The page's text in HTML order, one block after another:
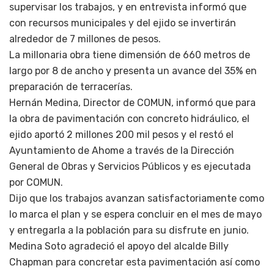
supervisar los trabajos, y en entrevista informó que
con recursos municipales y del ejido se invertirán
alrededor de 7 millones de pesos.
La millonaria obra tiene dimensión de 660 metros de
largo por 8 de ancho y presenta un avance del 35% en
preparación de terracerías.
Hernán Medina, Director de COMUN, informó que para
la obra de pavimentación con concreto hidráulico, el
ejido aportó 2 millones 200 mil pesos y el restó el
Ayuntamiento de Ahome a través de la Dirección
General de Obras y Servicios Públicos y es ejecutada
por COMUN.
Dijo que los trabajos avanzan satisfactoriamente como
lo marca el plan y se espera concluir en el mes de mayo
y entregarla a la población para su disfrute en junio.
Medina Soto agradeció el apoyo del alcalde Billy
Chapman para concretar esta pavimentación así como